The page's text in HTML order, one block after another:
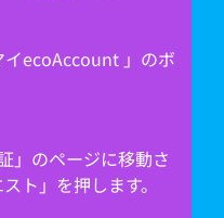
イecoAccount 」のボ
」のページに移動さ
ト」を押します。